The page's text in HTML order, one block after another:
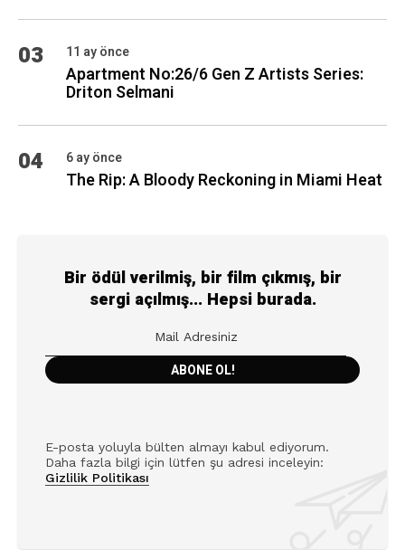
03 11 ay önce
Apartment No:26/6 Gen Z Artists Series:
Driton Selmani
04 6 ay önce
The Rip: A Bloody Reckoning in Miami Heat
Bir ödül verilmiş, bir film çıkmış, bir
sergi açılmış... Hepsi burada.
E-posta yoluyla bülten almayı kabul ediyorum.
Daha fazla bilgi için lütfen şu adresi inceleyin:
Gizlilik Politikası